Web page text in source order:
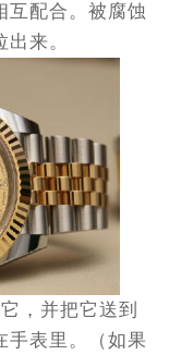
互配合。被腐蚀
来。
，并把它送到
手表里。（如果